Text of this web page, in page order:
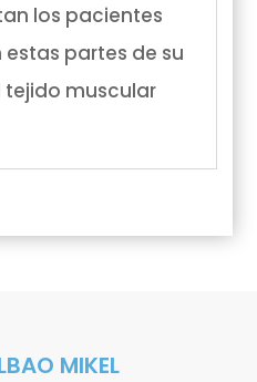
los pacientes
partes de su
tejido muscular
MIKEL